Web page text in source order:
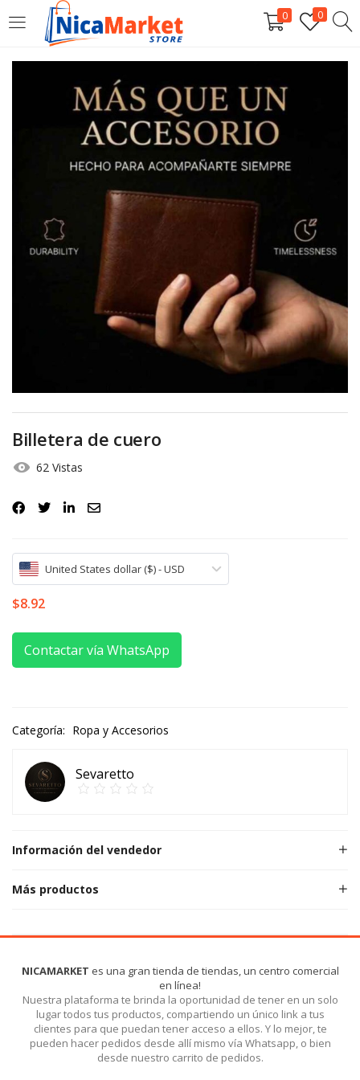
0 0
INICIAR SESIÓN
Introduzca su nombre de usuario y contraseña para iniciar
Por favor, introduce una respuesta en dígitos:
Iniciar Sesión
Olvidó la contraseña?
Billetera de cuero
62 Vistas
United States dollar ($) - USD
$8.92
Contactar vía WhatsApp
Categoría: Ropa y Accesorios
Sevaretto
Información del vendedor
Más productos
NICAMARKET es una gran tienda de tiendas, un centro comercial
en línea!
Nuestra plataforma te brinda la oportunidad de tener en un solo
lugar todos tus productos, compartiendo un único link a tus
clientes para que puedan tener acceso a ellos. Y lo mejor, te
pueden hacer pedidos desde allí mismo vía Whatsapp, o bien
desde nuestro carrito de pedidos.